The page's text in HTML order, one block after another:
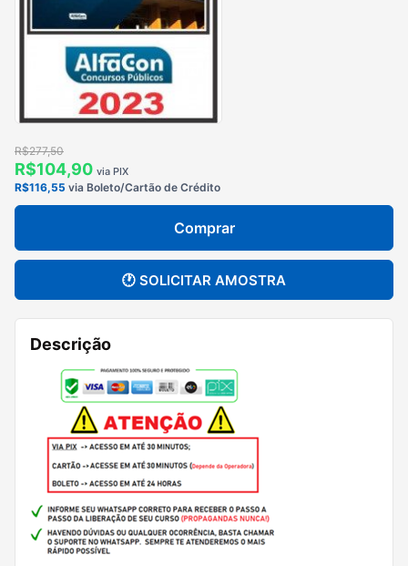
R$277,50
R$104,90 via PIX
R$116,55 via Boleto/Cartão de Crédito
Comprar
🕐 SOLICITAR AMOSTRA
Descrição